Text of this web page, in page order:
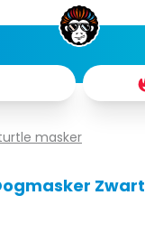
Zoek
masker
Zwart